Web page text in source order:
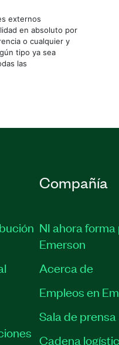
externos
en absoluto por
o cualquier y
tipo ya sea
las
Compañía
NI ahora
Emerson
Acerca de
Empleos en
Sala de prensa
Cadena